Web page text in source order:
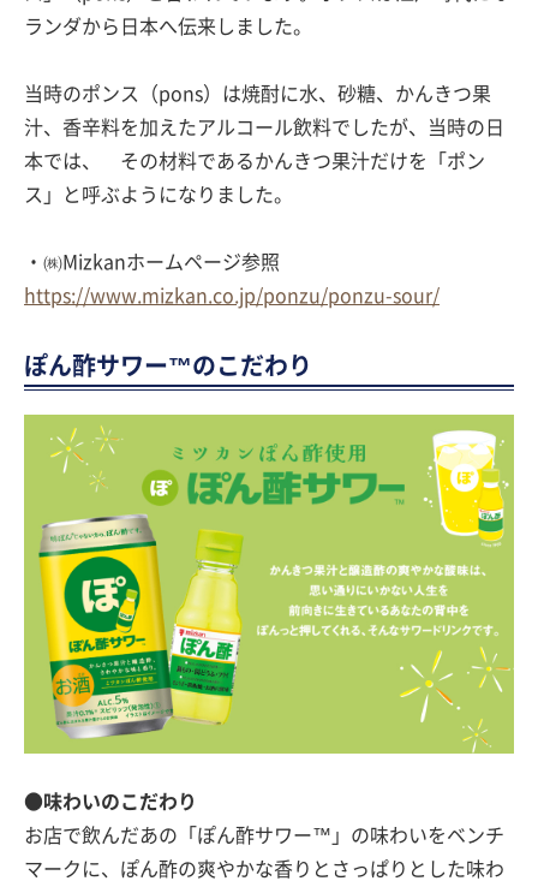
ランダから日本へ伝来しました。
当時のポンス（pons）は焼酎に水、砂糖、かんきつ果
汁、香辛料を加えたアルコール飲料でしたが、当時の日
本では、 その材料であるかんきつ果汁だけを「ポン
ス」と呼ぶようになりました。
・㈱Mizkanホームページ参照
https://www.mizkan.co.jp/ponzu/ponzu-sour/
ぽん酢サワー™のこだわり
●味わいのこだわり
お店で飲んだあの「ぽん酢サワー™」の味わいをベンチ
マークに、ぽん酢の爽やかな香りとさっぱりとした味わ